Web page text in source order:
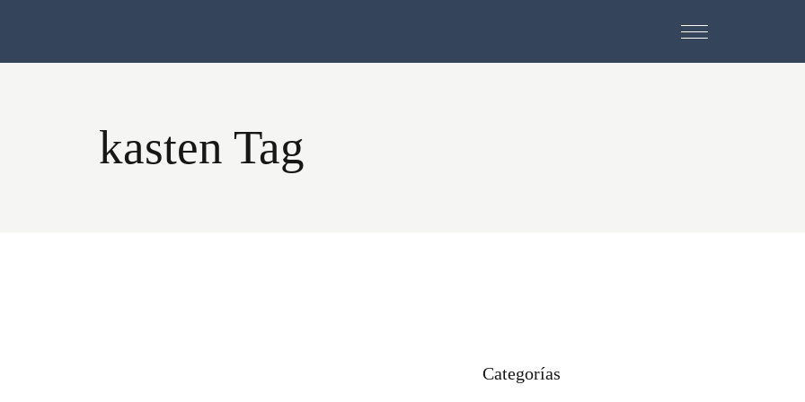
kasten Tag
Categorías